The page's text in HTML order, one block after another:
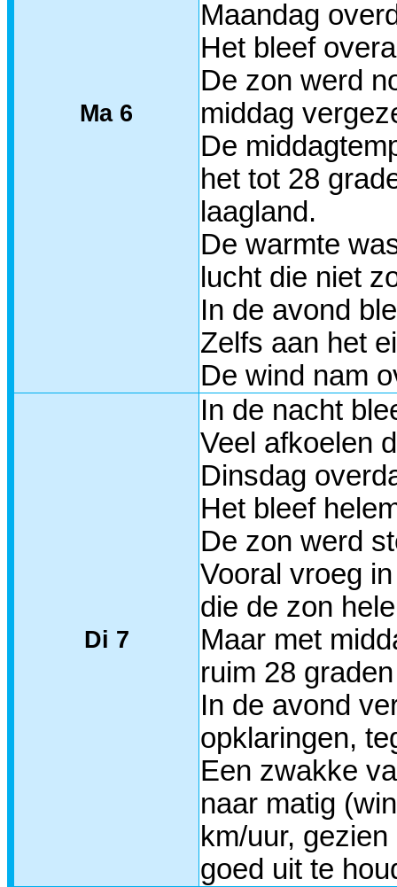
Ma 6
Maandag
Het bleef
De zon werd
middag
De
het tot 28
laagland.
De warmte
lucht die niet
In de avond
Zelfs aan het
De wind nam
Di 7
In de nacht
Veel afkoelen
Dinsdag
Het bleef
De zon werd
Vooral vroeg
die de zon
Maar met
ruim 28
In de avond
opklaringen,
Een zwakke
naar matig
km/uur,
goed uit te